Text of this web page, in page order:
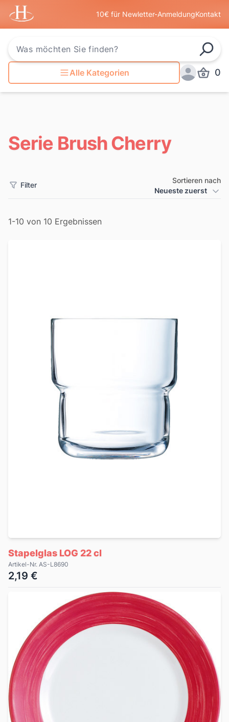
Startseite
10€ für Newletter-AnmeldungKontakt
Alle Kategorien
0
Serie Brush Cherry
Filter
Produkt Sortierung
Sortieren nach
Neueste zuerst
Filter
1-10 von 10 Ergebnissen
Stapelglas LOG 22 cl
Artikel-Nr. AS-L8690
2,19 €